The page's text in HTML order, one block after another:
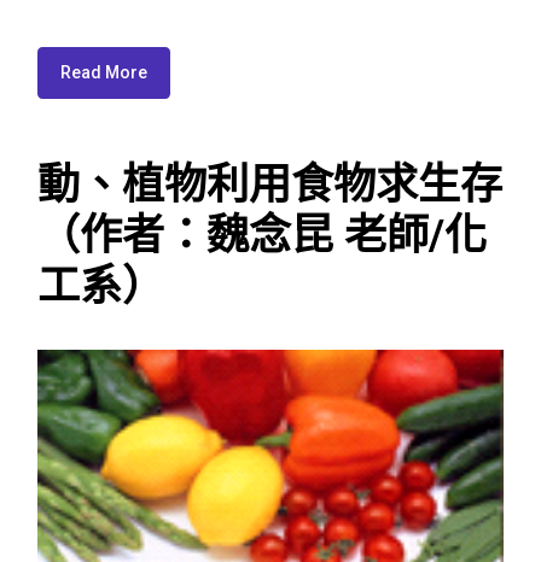
Read More
動、植物利用食物求生存
（作者：魏念昆 老師/化
工系）